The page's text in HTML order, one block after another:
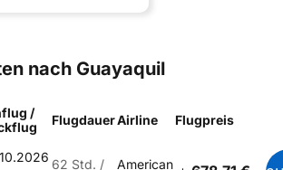
nach Guayaquil
/
FlugdauerAirline Flugpreis
62 Std. /
American